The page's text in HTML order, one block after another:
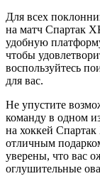
Для всех
на матч Спартак
удобную
чтобы
воспользуйтесь
для вас.
Не упустите
команду в одном
на хоккей
отличным
уверены, что вас
оглушительные